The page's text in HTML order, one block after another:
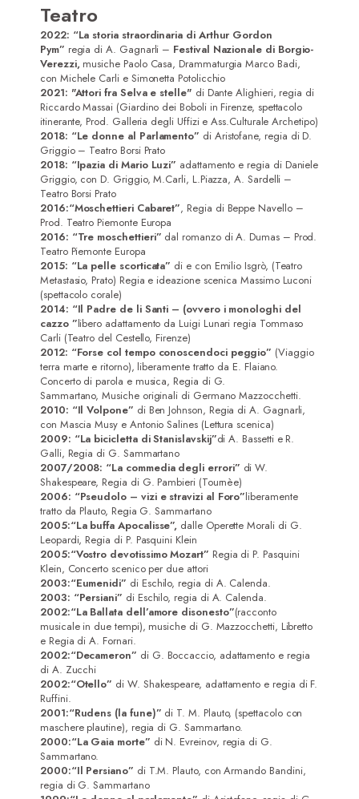
Home
Attrici
Attori
Registi/Sceneggiatori
DoP
Musicisti
Contatti
Teatro
2022: “La storia straordinaria di Arthur Gordon
Pym” regia di A. Gagnarli – Festival Nazionale di Borgio-
Verezzi,musiche Paolo Casa, Drammaturgia Marco Badi,
con Michele Carli e Simonetta Potolicchio
2021: "Attori fra Selva e stelle" di Dante Alighieri, regia di
Riccardo Massai (Giardino dei Boboli in Firenze, spettacolo
itinerante, Prod. Galleria degli Uffizi e Ass.Culturale Archetipo)
2018: “Le donne al Parlamento” di Aristofane, regia di D.
Griggio – Teatro Borsi Prato
2018: “Ipazia di Mario Luzi” adattamento e regia di Daniele
Griggio, con D. Griggio, M.Carli, L.Piazza, A. Sardelli –
Teatro Borsi Prato
2016:“Moschettieri Cabaret”, Regia di Beppe Navello –
Prod. Teatro Piemonte Europa
2016: “Tre moschettieri” dal romanzo di A. Dumas – Prod.
Teatro Piemonte Europa
2015: “La pelle scorticata” di e con Emilio Isgrò, (Teatro
Metastasio, Prato) Regia e ideazione scenica Massimo Luconi
(spettacolo corale)
2014: “Il Padre de li Santi – (ovvero i monologhi del
cazzo ”libero adattamento da Luigi Lunari regia Tommaso
Carli (Teatro del Cestello, Firenze)
2012: “Forse col tempo conoscendoci peggio” (Viaggio
terra marte e ritorno), liberamente tratto da E. Flaiano.
Concerto di parola e musica, Regia di G.
Sammartano, Musiche originali di Germano Mazzocchetti.
2010: “Il Volpone” di Ben Johnson, Regia di A. Gagnarli,
con Mascia Musy e Antonio Salines (Lettura scenica)
2009: “La bicicletta di Stanislavskij”di A. Bassetti e R.
Galli, Regia di G. Sammartano
2007/2008: “La commedia degli errori” di W.
Shakespeare, Regia di G. Pambieri (Tournèe)
2006: “Pseudolo – vizi e stravizi al Foro”liberamente
tratto da Plauto, Regia G. Sammartano
2005:“La buffa Apocalisse”, dalle Operette Morali di G.
Leopardi, Regia di P. Pasquini Klein
2005:“Vostro devotissimo Mozart” Regia di P. Pasquini
Klein, Concerto scenico per due attori
2003:“Eumenidi” di Eschilo, regia di A. Calenda.
2003: “Persiani” di Eschilo, regia di A. Calenda.
2002:“La Ballata dell’amore disonesto”(racconto
musicale in due tempi), musiche di G. Mazzocchetti, Libretto
e Regia di A. Fornari.
2002:“Decameron” di G. Boccaccio, adattamento e regia
di A. Zucchi
2002:“Otello” di W. Shakespeare, adattamento e regia di F.
Ruffini.
2001:“Rudens (la fune)” di T. M. Plauto, (spettacolo con
maschere plautine), regia di G. Sammartano.
2000:“La Gaia morte” di N. Evreinov, regia di G.
Sammartano.
2000:“Il Persiano” di T.M. Plauto, con Armando Bandini,
regia di G. Sammartano